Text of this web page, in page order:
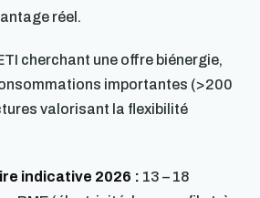
réel.
cherchant une offre biénergie,
importantes (>200
valorisant la flexibilité
indicative 2026 : 13 – 18